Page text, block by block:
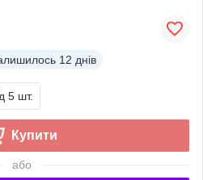
12 днів
5 шт.
Купити
або